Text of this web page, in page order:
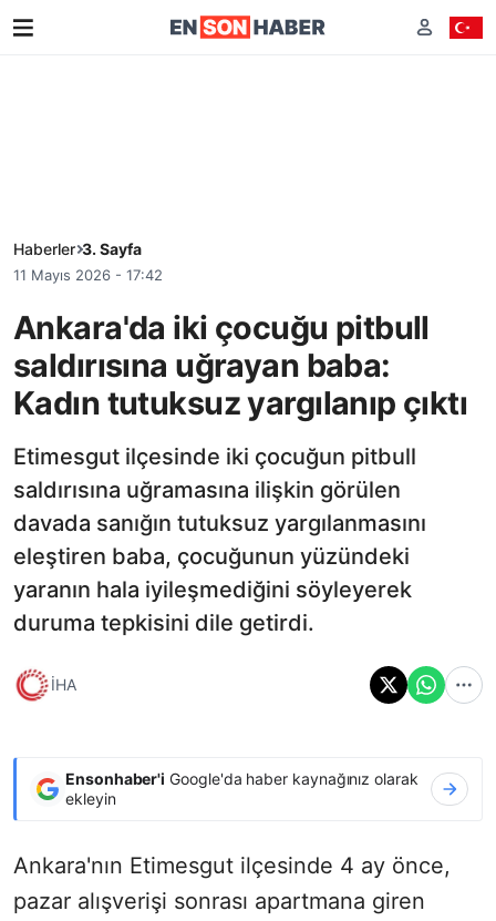
Haberler 3. Sayfa
11 Mayıs 2026 - 17:42
Ankara'da iki çocuğu pitbull
saldırısına uğrayan baba:
Kadın tutuksuz yargılanıp çıktı
Etimesgut ilçesinde iki çocuğun pitbull
saldırısına uğramasına ilişkin görülen
davada sanığın tutuksuz yargılanmasını
eleştiren baba, çocuğunun yüzündeki
yaranın hala iyileşmediğini söyleyerek
duruma tepkisini dile getirdi.
İHA
Ensonhaber'i Google'da haber kaynağınız olarak
ekleyin
Ankara'nın Etimesgut ilçesinde 4 ay önce,
pazar alışverişi sonrası apartmana giren